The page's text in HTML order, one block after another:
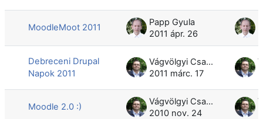
MoodleMoot 2011
Papp Gyula
2011 ápr. 26
Debreceni Drupal
Napok 2011
Vágvölgyi Csaba
2011 márc. 17
Moodle 2.0 :)
Vágvölgyi Csaba
2010 nov. 24